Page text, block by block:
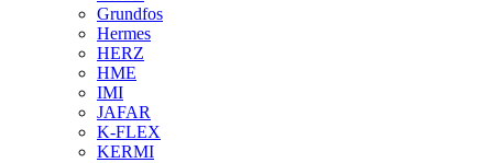
Grundfos
Hermes
HERZ
HME
IMI
JAFAR
K-FLEX
KERMI